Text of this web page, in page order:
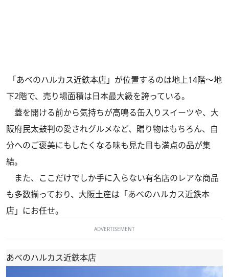
「あべのハルカス近鉄本店」が位置するのは地上14階～地
下2階で、売り場面積は日本最大級を誇っている。
蓋を開ける前から気持ちが高鳴る缶入りスイーツや、大
阪府民太鼓判の愛されグルメなど、贈り物はもちろん、自
分へのご褒美にもしたくなる味も見た目も満点の品が集
結。
また、ここだけでしか手に入らない有名店のレアな商品
も多数揃っており、大阪土産は「あべのハルカス近鉄本
店」にお任せ。
ADVERTISEMENT
あべのハルカス近鉄本店